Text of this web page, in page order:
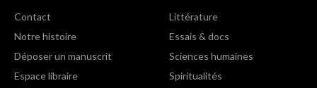
Contact
Notre histoire
Déposer un manuscrit
Espace libraire
Littérature
Essais & docs
Sciences humaines
Spiritualités